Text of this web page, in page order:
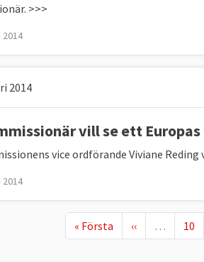
>>>
2014
vill se ett
vice ordförande Viviane
First page
« Första Föregående sida
‹‹ … Page
10